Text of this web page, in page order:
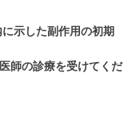
に示した副作用の初期
師の診療を受けてくだ